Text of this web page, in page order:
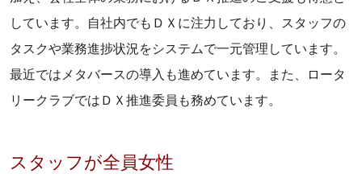
しています。自社内でもＤＸに注力しており、スタッフの
タスクや業務進捗状況をシステムで一元管理しています。
最近ではメタバースの導入も進めています。また、ロータ
リークラブではＤＸ推進委員も務めています。
スタッフが全員女性